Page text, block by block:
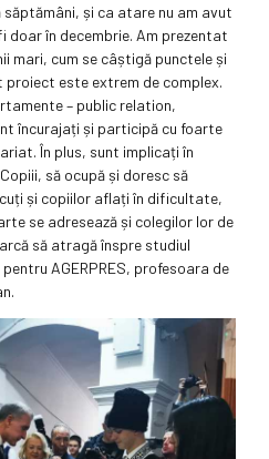
și ca atare nu am avut
doar în decembrie. Am prezentat
mari, cum se câștigă punctele și
proiect este extrem de complex.
– public relation,
încurajați și participă cu foarte
În plus, sunt implicați în
să ocupă și doresc să
și copiilor aflați în dificultate,
se adresează și colegilor lor de
să atragă înspre studiul
AGERPRES, profesoara de